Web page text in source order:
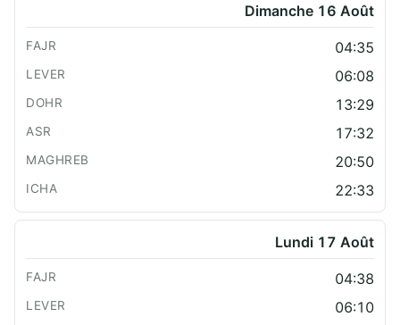
Dimanche 16 Août
04:35
06:08
13:29
17:32
20:50
22:33
Lundi 17 Août
04:38
06:10